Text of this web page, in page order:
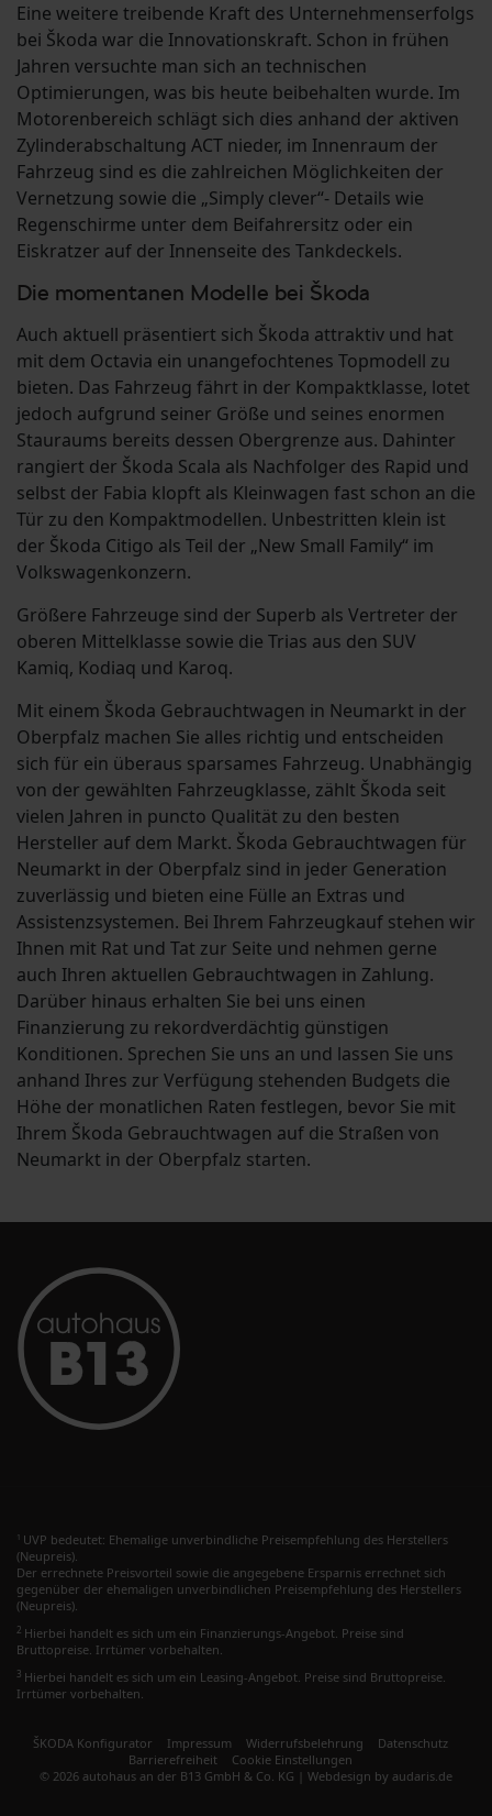
Eine weitere treibende Kraft des Unternehmenserfolgs
bei Škoda war die Innovationskraft. Schon in frühen
Jahren versuchte man sich an technischen
Optimierungen, was bis heute beibehalten wurde. Im
Motorenbereich schlägt sich dies anhand der aktiven
Zylinderabschaltung ACT nieder, im Innenraum der
Fahrzeug sind es die zahlreichen Möglichkeiten der
Vernetzung sowie die „Simply clever“- Details wie
Regenschirme unter dem Beifahrersitz oder ein
Eiskratzer auf der Innenseite des Tankdeckels.
Die momentanen Modelle bei Škoda
Auch aktuell präsentiert sich Škoda attraktiv und hat
mit dem Octavia ein unangefochtenes Topmodell zu
bieten. Das Fahrzeug fährt in der Kompaktklasse, lotet
jedoch aufgrund seiner Größe und seines enormen
Stauraums bereits dessen Obergrenze aus. Dahinter
rangiert der Škoda Scala als Nachfolger des Rapid und
selbst der Fabia klopft als Kleinwagen fast schon an die
Tür zu den Kompaktmodellen. Unbestritten klein ist
der Škoda Citigo als Teil der „New Small Family“ im
Volkswagenkonzern.
Größere Fahrzeuge sind der Superb als Vertreter der
oberen Mittelklasse sowie die Trias aus den SUV
Kamiq, Kodiaq und Karoq.
Mit einem Škoda Gebrauchtwagen in Neumarkt in der
Oberpfalz machen Sie alles richtig und entscheiden
sich für ein überaus sparsames Fahrzeug. Unabhängig
von der gewählten Fahrzeugklasse, zählt Škoda seit
vielen Jahren in puncto Qualität zu den besten
Hersteller auf dem Markt. Škoda Gebrauchtwagen für
Neumarkt in der Oberpfalz sind in jeder Generation
zuverlässig und bieten eine Fülle an Extras und
Assistenzsystemen. Bei Ihrem Fahrzeugkauf stehen wir
Ihnen mit Rat und Tat zur Seite und nehmen gerne
auch Ihren aktuellen Gebrauchtwagen in Zahlung.
Darüber hinaus erhalten Sie bei uns einen
Finanzierung zu rekordverdächtig günstigen
Konditionen. Sprechen Sie uns an und lassen Sie uns
anhand Ihres zur Verfügung stehenden Budgets die
Höhe der monatlichen Raten festlegen, bevor Sie mit
Ihrem Škoda Gebrauchtwagen auf die Straßen von
Neumarkt in der Oberpfalz starten.
1 UVP bedeutet: Ehemalige unverbindliche Preisempfehlung des Herstellers
(Neupreis).
Der errechnete Preisvorteil sowie die angegebene Ersparnis errechnet sich
gegenüber der ehemaligen unverbindlichen Preisempfehlung des Herstellers
(Neupreis).
2 Hierbei handelt es sich um ein Finanzierungs-Angebot. Preise sind
Bruttopreise. Irrtümer vorbehalten.
3 Hierbei handelt es sich um ein Leasing-Angebot. Preise sind Bruttopreise.
Irrtümer vorbehalten.
ŠKODA Konfigurator Impressum Widerrufsbelehrung
Datenschutz
Barrierefreiheit
Cookie Einstellungen
© 2026 autohaus an der B13 GmbH & Co. KG | Webdesign by audaris.de